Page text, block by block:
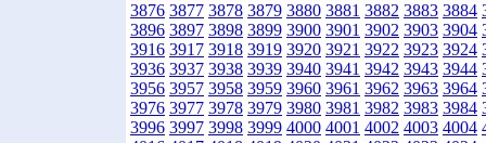
3876 3877 3878 3879 3880 3881 3882 3883 3884
3896 3897 3898 3899 3900 3901 3902 3903 3904
3916 3917 3918 3919 3920 3921 3922 3923 3924
3936 3937 3938 3939 3940 3941 3942 3943 3944
3956 3957 3958 3959 3960 3961 3962 3963 3964
3976 3977 3978 3979 3980 3981 3982 3983 3984
3996 3997 3998 3999 4000 4001 4002 4003 4004